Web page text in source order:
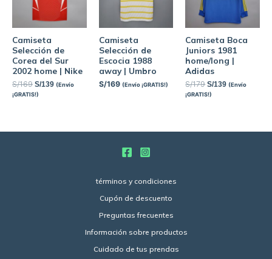
Camiseta
Selección de
Corea del Sur
2002 home | Nike
S/169 S/139 (Envío
¡GRATIS!)
Camiseta
Selección de
Escocia 1988
away | Umbro
S/169 (Envío ¡GRATIS!)
Camiseta Boca
Juniors 1981
home/long |
Adidas
S/179 S/139 (Envío
¡GRATIS!)
términos y condiciones
Cupón de descuento
Preguntas frecuentes
Información sobre productos
Cuidado de tus prendas